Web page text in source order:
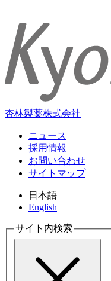
杏林製薬株式会社
ニュース
採用情報
お問い合わせ
サイトマップ
日本語
English
サイト内検索